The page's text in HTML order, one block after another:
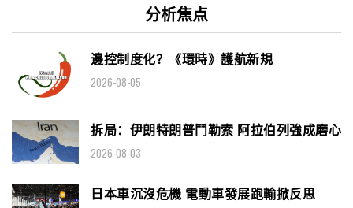
分析焦点
邊控制度化？《環時》護航新規
2026-08-05
拆局：伊朗特朗普鬥勒索 阿拉伯列強成磨心
2026-08-03
日本車沉沒危機 電動車發展跑輸掀反思